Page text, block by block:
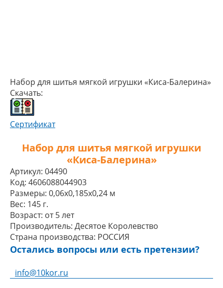
Набор для шитья мягкой игрушки «Киса-Балерина»
Скачать:
Сертификат
Набор для шитья мягкой игрушки
«Киса-Балерина»
Артикул: 04490
Код: 4606088044903
Размеры: 0,06x0,185x0,24 м
Вес: 145 г.
Возраст: от 5 лет
Производитель: Десятое Королевство
Страна производства: РОССИЯ
Остались вопросы или есть претензии?
info@10kor.ru